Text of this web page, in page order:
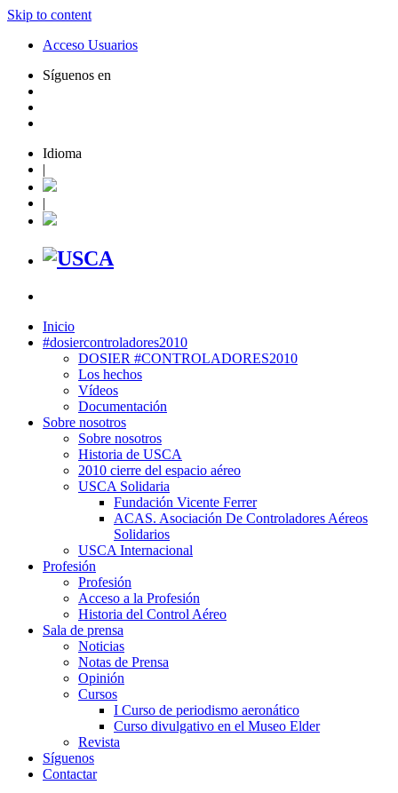
Skip to content
Acceso Usuarios
Síguenos en
Idioma
|
|
Inicio
#dosiercontroladores2010
DOSIER #CONTROLADORES2010
Los hechos
Vídeos
Documentación
Sobre nosotros
Sobre nosotros
Historia de USCA
2010 cierre del espacio aéreo
USCA Solidaria
Fundación Vicente Ferrer
ACAS. Asociación De Controladores Aéreos
Solidarios
USCA Internacional
Profesión
Profesión
Acceso a la Profesión
Historia del Control Aéreo
Sala de prensa
Noticias
Notas de Prensa
Opinión
Cursos
I Curso de periodismo aeronático
Curso divulgativo en el Museo Elder
Revista
Síguenos
Contactar